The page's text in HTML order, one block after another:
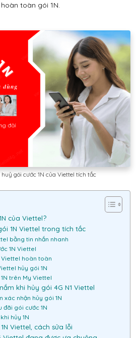
toàn gói 1N.
gói cước 1N của Viettel tích tắc
của Viettel?
1N Viettel trong tích tắc
bằng tin nhắn nhanh
1N Viettel
Viettel hoàn toàn
hủy gói 1N
trên My Viettel
khi hủy gói 4G N1 Viettel
xác nhận hủy gói 1N
đãi gói cước 1N
hủy 1N
Viettel, cách sửa lỗi